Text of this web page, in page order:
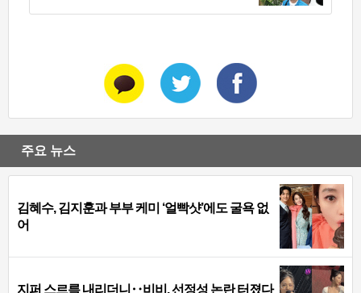
주요 뉴스
김혜수, 김지훈과 부부 케미 ‘얼빡샷’에도 굴욕 없
어
지퍼 스르륵 내리더니‥비비, 선정성 논란 터졌다